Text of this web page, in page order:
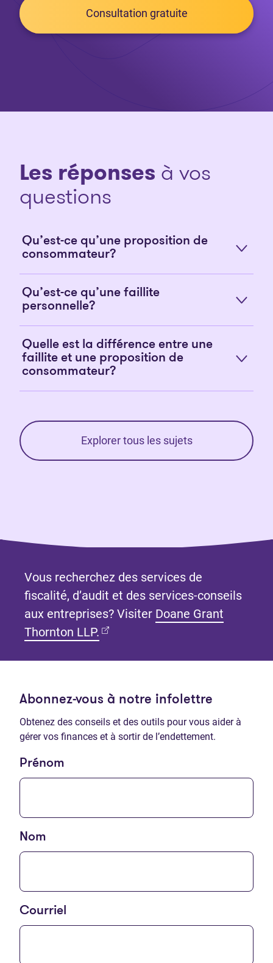
Consultation gratuite
Les réponses à vos
questions
Qu’est-ce qu’une proposition de
consommateur?
Qu’est-ce qu’une faillite
personnelle?
Quelle est la différence entre une
faillite et une proposition de
consommateur?
Explorer tous les sujets
Vous recherchez des services de
fiscalité, d’audit et des services-conseils
aux entreprises? Visiter Doane Grant
Thornton LLP. (Ouvre dans un nouvel onglet)
Abonnez-vous à notre infolettre
Obtenez des conseils et des outils pour vous aider à
gérer vos finances et à sortir de l’endettement.
Prénom
Nom
Courriel